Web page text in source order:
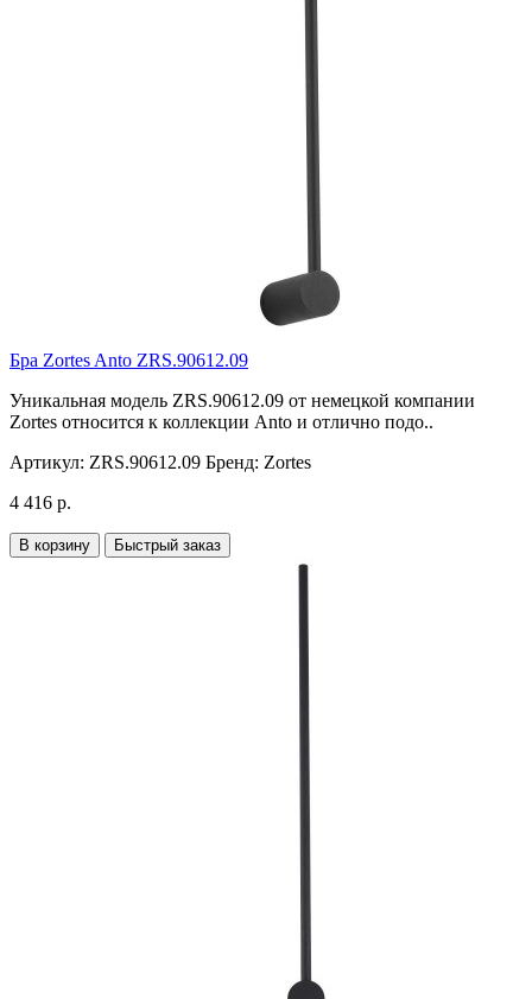
Бра Zortes Anto ZRS.90612.09
Уникальная модель ZRS.90612.09 от немецкой компании
Zortes относится к коллекции Anto и отлично подо..
Артикул: ZRS.90612.09 Бренд: Zortes
4 416 р.
В корзину Быстрый заказ